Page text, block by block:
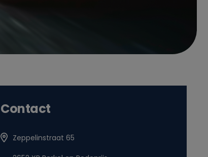
Contact
Zeppelinstraat 65